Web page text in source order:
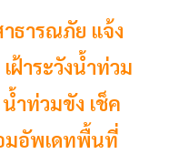
ธารณภัย แจ้ง
ฝ้าระวังน้ำท่วม
ำท่วมขัง เช็ค
มอัพเดทพื้นที่